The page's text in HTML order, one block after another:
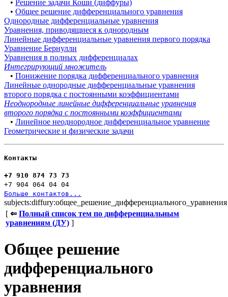
• Решение задачи Коши (диффуры)
• Общее решение дифференциального уравнения
Однородные дифференциальные уравнения
Уравнения, приводящиеся к однородным
Линейные дифференциальные уравнения первого порядка
Уравнение Бернулли
Уравнения в полных дифференциалах
Интегрирующий множитель
• Понижение порядка дифференциального уравнения
Линейные однородные дифференциальные уравнения
второго порядка с постоянными коэффициентами
Неоднородные линейные дифференциальные уравнения
второго порядка с постоянными коэффициентами
• Линейное неоднородное дифференциальное уравнение
Геометрические и физические задачи
Контакты
+7 910 874 73 73
+7 904 064 04 04
Больше контактов...
subjects:diffury:общее_решение_дифференциального_уравнения
[ ⇐Полный список тем по дифференциальным
уравнениям (ДУ) ]
Общее решение
дифференциального
уравнения